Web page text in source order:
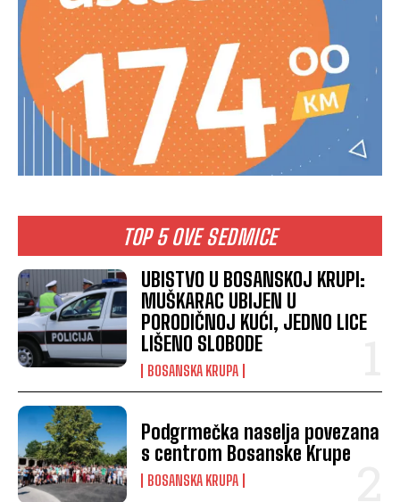
TOP 5 OVE SEDMICE
UBISTVO U BOSANSKOJ KRUPI:
MUŠKARAC UBIJEN U
PORODIČNOJ KUĆI, JEDNO LICE
LIŠENO SLOBODE
BOSANSKA KRUPA
Podgrmečka naselja povezana
s centrom Bosanske Krupe
BOSANSKA KRUPA